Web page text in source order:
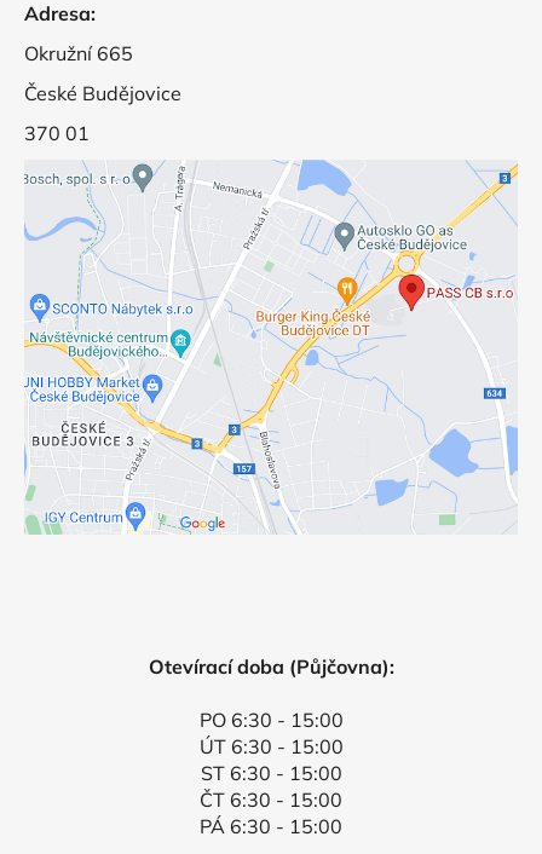
Adresa:
Okružní 665
České Budějovice
370 01
Otevírací doba (Půjčovna):
PO 6:30 - 15:00
ÚT 6:30 - 15:00
ST 6:30 - 15:00
ČT 6:30 - 15:00
PÁ 6:30 - 15:00